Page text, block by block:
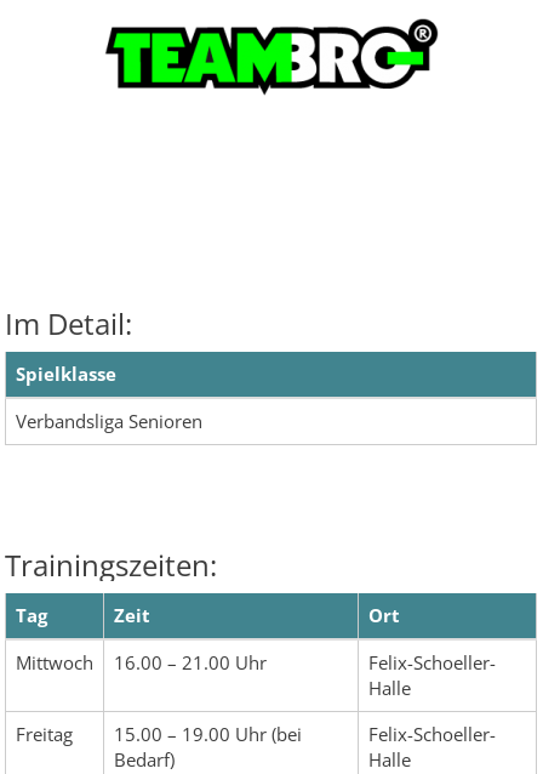
Im Detail:
Spielklasse
Verbandsliga Senioren
Trainingszeiten:
Tag Zeit
Ort
Mittwoch
16.00 – 21.00 Uhr
Felix-Schoeller-
Halle
Freitag
15.00 – 19.00 Uhr (bei
Bedarf)
Felix-Schoeller-
Halle